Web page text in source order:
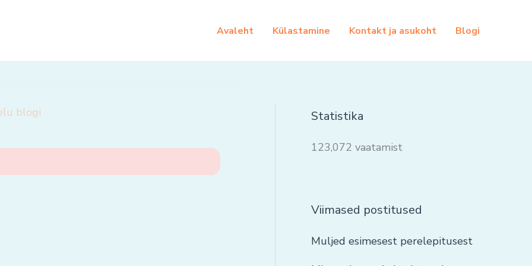
Avaleht Külastamine Kontakt ja asukoht Blogi
blogi
Statistika
123,072 vaatamist
Viimased postitused
Muljed esimesest perelepitusest